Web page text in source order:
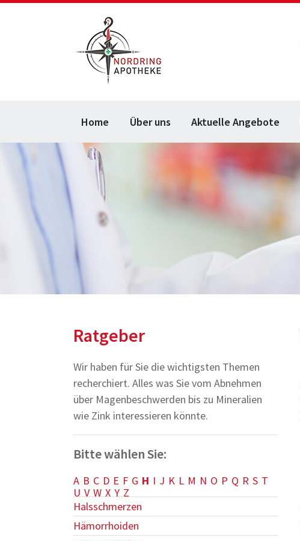
Home Über uns Aktuelle Angebote
Ratgeber
Wir haben für Sie die wichtigsten Themen
recherchiert. Alles was Sie vom Abnehmen
über Magenbeschwerden bis zu Mineralien
wie Zink interessieren könnte.
Bitte wählen Sie:
A B C D E F G H I J K L M N O P Q R S T
U V W X Y Z
Halsschmerzen
Hämorrhoiden